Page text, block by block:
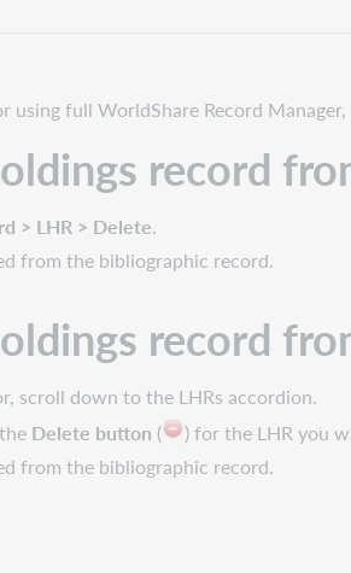
full WorldShare Record Manager,
record
> LHR > Delete.
from the bibliographic record.
record
scroll down to the LHRs accordion.
Delete button (
) for the LHR you
from the bibliographic record.